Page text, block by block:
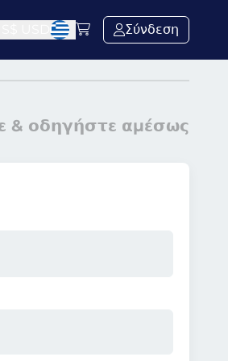
Σύνδεση
& οδηγήστε αμέσως